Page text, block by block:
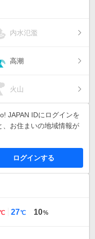
内水氾濫
高潮
火山
JAPAN IDにログインを
、お住まいの地域情報が
ログインする
℃
最
27℃ 10%